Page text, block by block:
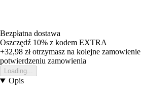
Bezpłatna dostawa
Oszczędź 10% z kodem EXTRA
+32,98 złotrzymasz na kolejne zamowienie
potwierdzeniu zamowienia
Loading...
Opis